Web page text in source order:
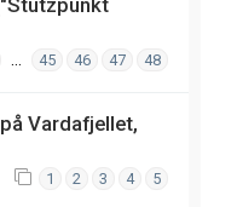
45 46 47 48
Vardafjellet,
1 2 3 4 5